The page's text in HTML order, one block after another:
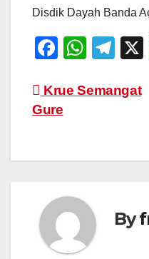
Disdik Dayah Banda
F
c
e
o
k
W
at
p
T
e
m
Navigasi
pos
Krue Semangat
Gure
By